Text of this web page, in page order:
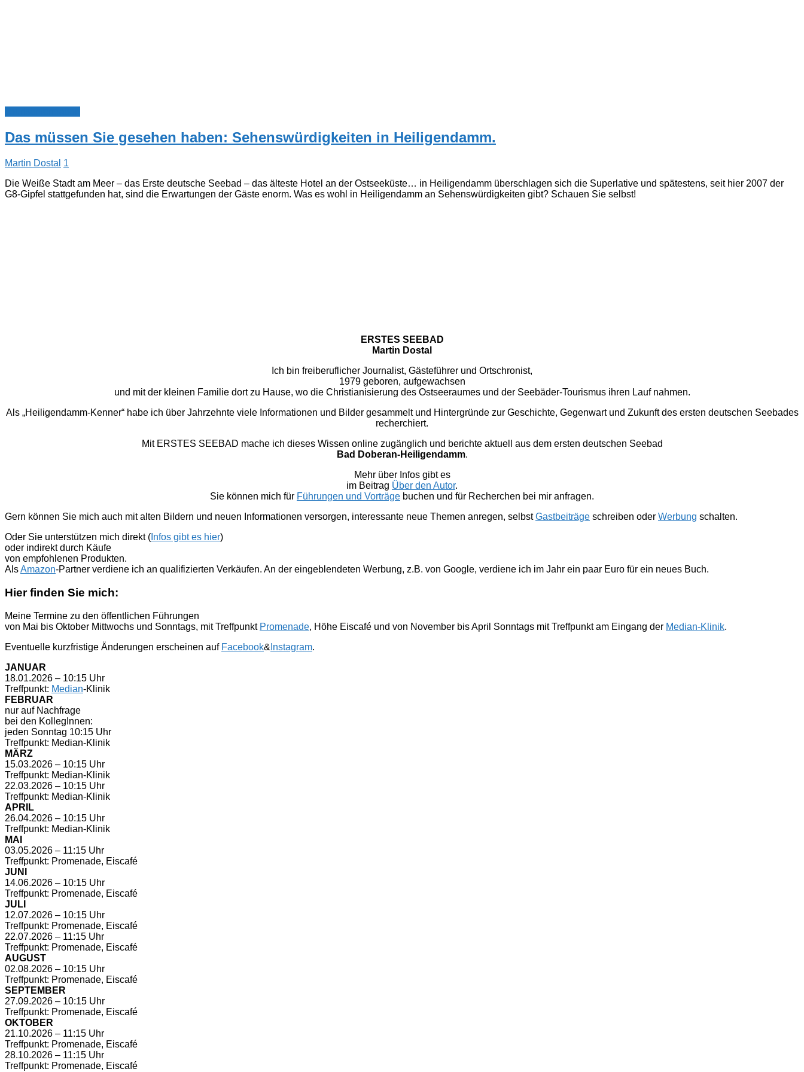
Das müssen Sie gesehen haben: Sehenswürdigkeiten in Heiligendamm.
Martin Dostal 1
Die Weiße Stadt am Meer – das Erste deutsche Seebad – das älteste Hotel an der Ostseeküste… in Heiligendamm überschlagen sich die Superlative und spätestens, seit hier 2007 der
G8-Gipfel stattgefunden hat, sind die Erwartungen der Gäste enorm. Was es wohl in Heiligendamm an Sehenswürdigkeiten gibt? Schauen Sie selbst!
ERSTES SEEBAD
Martin Dostal
Ich bin freiberuflicher Journalist, Gästeführer und Ortschronist,
1979 geboren, aufgewachsen
und mit der kleinen Familie dort zu Hause, wo die Christianisierung des Ostseeraumes und der Seebäder-Tourismus ihren Lauf nahmen.
Als „Heiligendamm-Kenner“ habe ich über Jahrzehnte viele Informationen und Bilder gesammelt und Hintergründe zur Geschichte, Gegenwart und Zukunft des ersten deutschen Seebades
recherchiert.
Mit ERSTES SEEBAD mache ich dieses Wissen online zugänglich und berichte aktuell aus dem ersten deutschen Seebad
Bad Doberan-Heiligendamm.
Mehr über Infos gibt es
im Beitrag Über den Autor.
Sie können mich für Führungen und Vorträge buchen und für Recherchen bei mir anfragen.
Gern können Sie mich auch mit alten Bildern und neuen Informationen versorgen, interessante neue Themen anregen, selbstGastbeiträge schreiben oder Werbung schalten.
Oder Sie unterstützen mich direkt ( Infos gibt es hier)
oder indirekt durch Käufe
von empfohlenen Produkten.
AlsAmazon-Partner verdiene ich an qualifizierten Verkäufen. An der eingeblendeten Werbung, z.B. von Google, verdiene ich im Jahr ein paar Euro für ein neues Buch.
Hier finden Sie mich:
Meine Termine zu den öffentlichen Führungen
von Mai bis Oktober Mittwochs und Sonntags, mit Treffpunkt Promenade, Höhe Eiscafé und von November bis April Sonntags mit Treffpunkt am Eingang der Median-Klinik.
Eventuelle kurzfristige Änderungen erscheinen auf Facebook& Instagram.
JANUAR
18.01.2026 – 10:15 Uhr
Treffpunkt: Median-Klinik
FEBRUAR
nur auf Nachfrage
bei den KollegInnen:
jeden Sonntag 10:15 Uhr
Treffpunkt: Median-Klinik
MÄRZ
15.03.2026 – 10:15 Uhr
Treffpunkt: Median-Klinik
22.03.2026 – 10:15 Uhr
Treffpunkt: Median-Klinik
APRIL
26.04.2026 – 10:15 Uhr
Treffpunkt: Median-Klinik
MAI
03.05.2026 – 11:15 Uhr
Treffpunkt: Promenade, Eiscafé
JUNI
14.06.2026 – 10:15 Uhr
Treffpunkt: Promenade, Eiscafé
JULI
12.07.2026 – 10:15 Uhr
Treffpunkt: Promenade, Eiscafé
22.07.2026 – 11:15 Uhr
Treffpunkt: Promenade, Eiscafé
AUGUST
02.08.2026 – 10:15 Uhr
Treffpunkt: Promenade, Eiscafé
SEPTEMBER
27.09.2026 – 10:15 Uhr
Treffpunkt: Promenade, Eiscafé
OKTOBER
21.10.2026 – 11:15 Uhr
Treffpunkt: Promenade, Eiscafé
28.10.2026 – 11:15 Uhr
Treffpunkt: Promenade, Eiscafé